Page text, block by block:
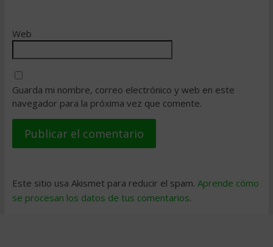
Web
Guarda mi nombre, correo electrónico y web en este
navegador para la próxima vez que comente.
Este sitio usa Akismet para reducir el spam. Aprende cómo
se procesan los datos de tus comentarios.